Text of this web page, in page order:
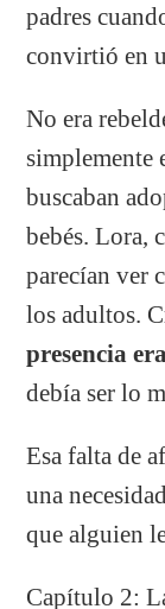
padres
convirtió en
No era
simplemente
buscaban
bebés. Lora,
parecían ver
los adultos.
presencia
debía ser lo
Esa falta de
una
que alguien
Capítulo 2: